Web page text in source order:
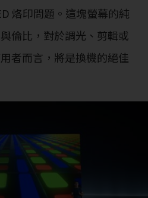
烙印問題。這塊螢幕的純
倫比，對於調光、剪輯或
者而言，將是換機的絕佳